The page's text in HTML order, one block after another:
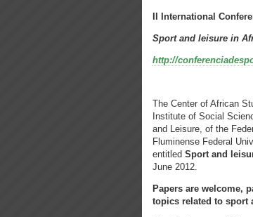
II International
Sport and leisure in
http://
The Center of African
Institute of Social
and Leisure, of the
Fluminense Federal
entitled Sport and
June 2012.
Papers are welcome,
topics related to sport